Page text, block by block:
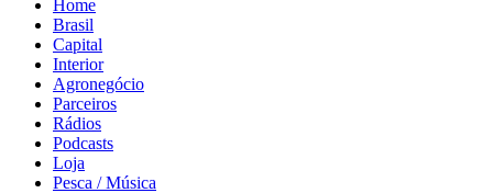
Home
Brasil
Capital
Interior
Agronegócio
Parceiros
Rádios
Podcasts
Loja
Pesca / Música